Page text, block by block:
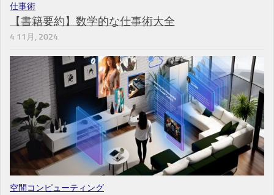
仕事術
【書籍要約】数学的な仕事術大全
4 11月, 2024
空間コンピューティング